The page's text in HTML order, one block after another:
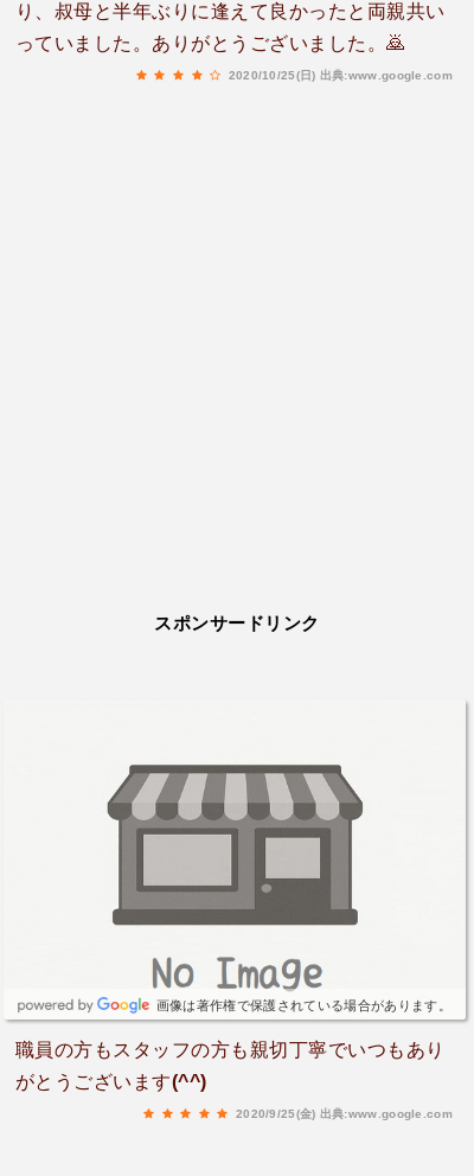
り、叔母と半年ぶりに逢えて良かったと両親共い
っていました。ありがとうございました。🙇
2020/10/25(日) 出典:www.google.com
スポンサードリンク
画像は著作権で保護されている場合があります。
職員の方もスタッフの方も親切丁寧でいつもあり
がとうございます(^^)
2020/9/25(金) 出典:www.google.com